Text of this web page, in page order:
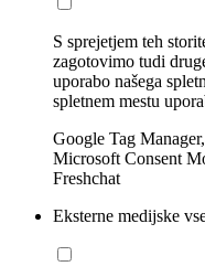
S sprejetjem teh
zagotovimo tudi
uporabo našega
spletnem mestu
Google Tag
Microsoft Consent
Freshchat
Eksterne medijske